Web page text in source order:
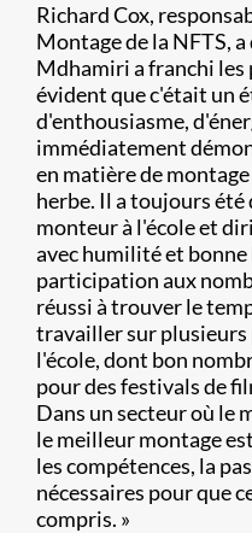
Richard Cox,
Montage de la NFTS, a
Mdhamiri a franchi les
évident que c'était un
d'enthousiasme,
immédiatement
en matière de
herbe. Il a toujours été
monteur à l'école et
avec humilité et
participation aux
réussi à trouver le
travailler sur plusieurs
l'école, dont bon
pour des festivals de
Dans un secteur où le
le meilleur montage
les compétences, la
nécessaires pour que
compris. »